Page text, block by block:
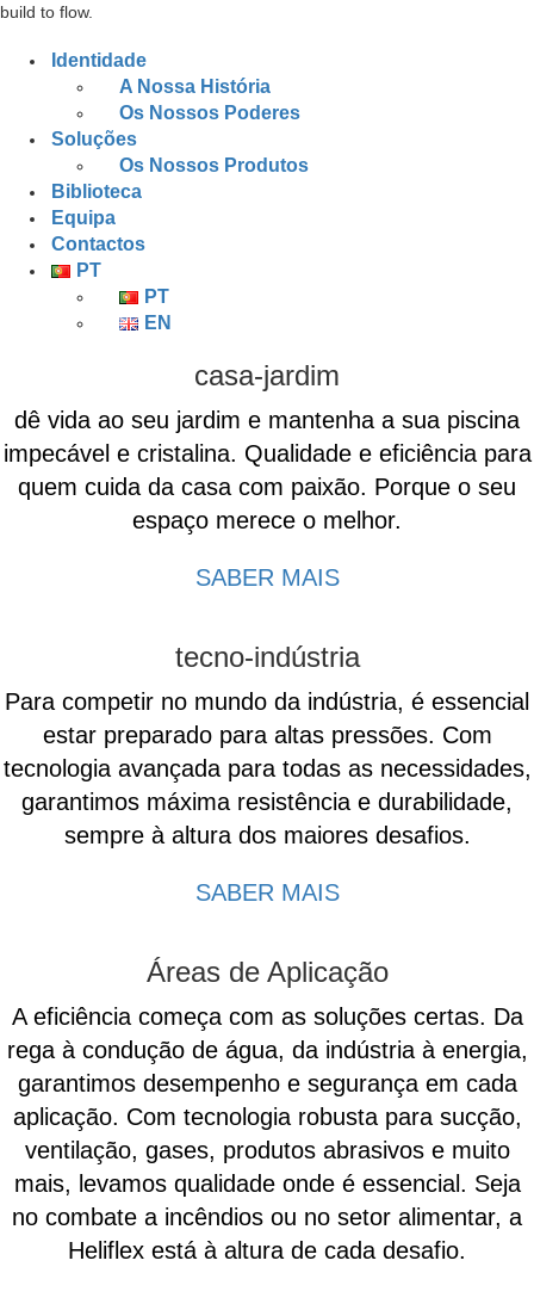
build to flow.
Identidade
A Nossa História
Os Nossos Poderes
Soluções
Os Nossos Produtos
Biblioteca
Equipa
Contactos
PT
PT
EN
casa-jardim
dê vida ao seu jardim e mantenha a sua piscina
impecável e cristalina. Qualidade e eficiência para
quem cuida da casa com paixão. Porque o seu
espaço merece o melhor.
SABER MAIS
tecno-indústria
Para competir no mundo da indústria, é essencial
estar preparado para altas pressões. Com
tecnologia avançada para todas as necessidades,
garantimos máxima resistência e durabilidade,
sempre à altura dos maiores desafios.
SABER MAIS
Áreas de Aplicação
A eficiência começa com as soluções certas. Da
rega à condução de água, da indústria à energia,
garantimos desempenho e segurança em cada
aplicação. Com tecnologia robusta para sucção,
ventilação, gases, produtos abrasivos e muito
mais, levamos qualidade onde é essencial. Seja
no combate a incêndios ou no setor alimentar, a
Heliflex está à altura de cada desafio.